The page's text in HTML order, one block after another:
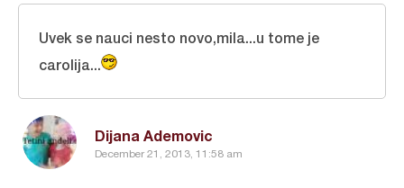
Dijana Ademovic
December 21, 2013, 11:58 am
Uvek se nauci nesto novo,mila...u tome je
carolija...